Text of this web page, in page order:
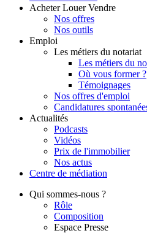
Acheter Louer Vendre
Nos offres
Nos outils
Emploi
Les métiers du notariat
Les métiers du
Où vous former ?
Témoignages
Nos offres d'emploi
Candidatures
Actualités
Podcasts
Vidéos
Prix de l'immobilier
Nos actus
Centre de médiation
Qui sommes-nous ?
Rôle
Composition
Espace Presse